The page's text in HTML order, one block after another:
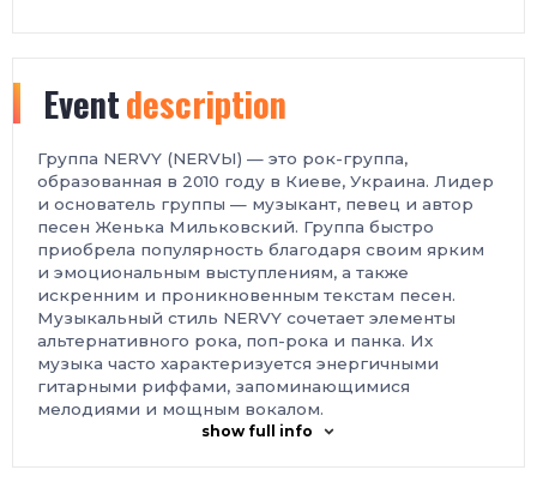
Eventdescription
Группа NERVY (NERVЫ) — это рок-группа,
образованная в 2010 году в Киеве, Украина. Лидер
и основатель группы — музыкант, певец и автор
песен Женька Мильковский. Группа быстро
приобрела популярность благодаря своим ярким
и эмоциональным выступлениям, а также
искренним и проникновенным текстам песен.
Музыкальный стиль NERVY сочетает элементы
альтернативного рока, поп-рока и панка. Их
музыка часто характеризуется энергичными
гитарными риффами, запоминающимися
мелодиями и мощным вокалом.
show full info